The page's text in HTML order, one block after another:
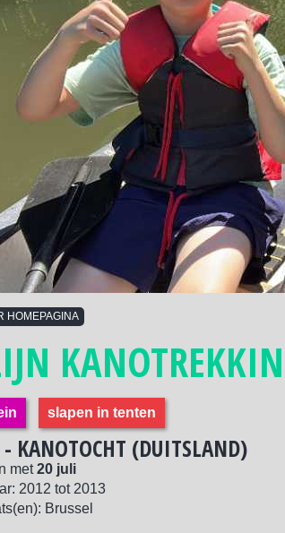
HOMEPAGINA
slapen in tenten
- KANOTOCHT (DUITSLAND)
met20 juli
2012 tot 2013
Brussel